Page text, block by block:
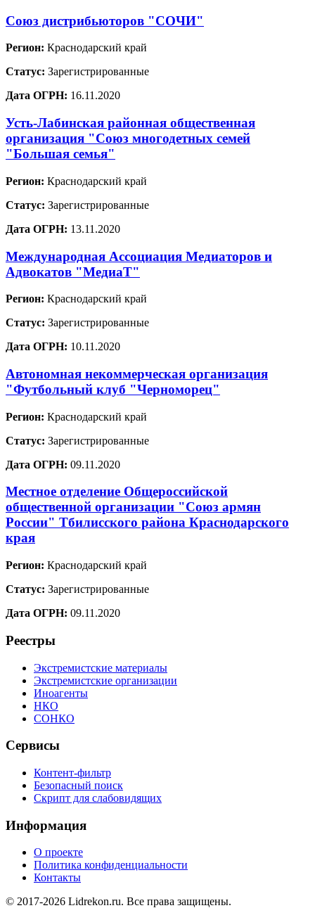
Союз дистрибьюторов "СОЧИ"
Регион: Краснодарский край
Статус: Зарегистрированные
Дата ОГРН: 16.11.2020
Усть-Лабинская районная общественная
организация "Союз многодетных семей
"Большая семья"
Регион: Краснодарский край
Статус: Зарегистрированные
Дата ОГРН: 13.11.2020
Международная Ассоциация Медиаторов и
Адвокатов "МедиаТ"
Регион: Краснодарский край
Статус: Зарегистрированные
Дата ОГРН: 10.11.2020
Автономная некоммерческая организация
"Футбольный клуб "Черноморец"
Регион: Краснодарский край
Статус: Зарегистрированные
Дата ОГРН: 09.11.2020
Местное отделение Общероссийской
общественной организации "Союз армян
России" Тбилисского района Краснодарского
края
Регион: Краснодарский край
Статус: Зарегистрированные
Дата ОГРН: 09.11.2020
Реестры
Экстремистские материалы
Экстремистские организации
Иноагенты
НКО
СОНКО
Сервисы
Контент-фильтр
Безопасный поиск
Скрипт для слабовидящих
Информация
О проекте
Политика конфиденциальности
Контакты
© 2017-2026 Lidrekon.ru. Все права защищены.